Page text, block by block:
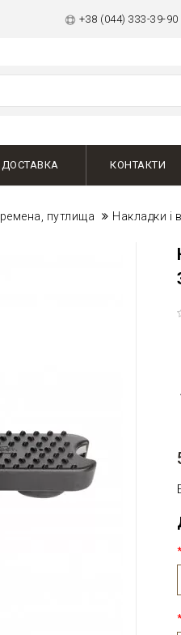
+38 (044) 333-39-90
КОНТАКТИ
путлища Накладки і